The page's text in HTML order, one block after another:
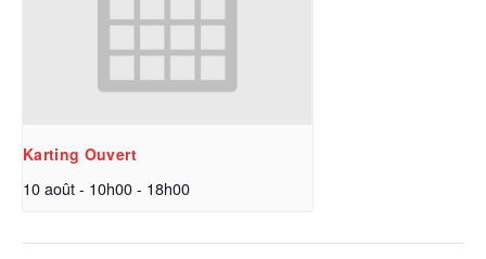
Karting Ouvert
10 août - 10h00- 18h00